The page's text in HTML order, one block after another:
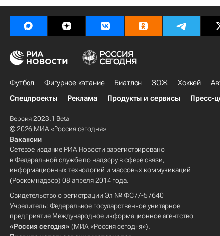
Футбол Фигурное катание Биатлон ЗОЖ Хоккей
Спецпроекты
Реклама Продукты и сервисы Пресс-
Версия 2023.1 Beta
© 2026 МИА «Россия сегодня»
Вакансии
Сетевое издание РИА Новости зарегистрировано
в Федеральной службе по надзору в сфере связи,
информационных технологий и массовых коммуникаций
(Роскомнадзор) 08 апреля 2014 года.
Свидетельство о регистрации Эл № ФС77-57640
Учредитель: Федеральное государственное унитарное
предприятие Международное информационное агентство
«Россия сегодня» (МИА «Россия сегодня»).